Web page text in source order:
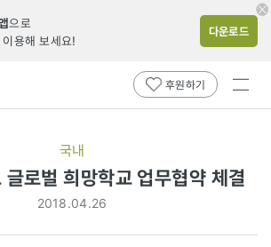
으로
용해 보세요!
다운로드
후원하기
전체
국내
로벌 희망학교 업무협약 체결
2018.04.26